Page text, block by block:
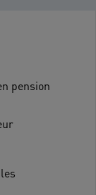
pension